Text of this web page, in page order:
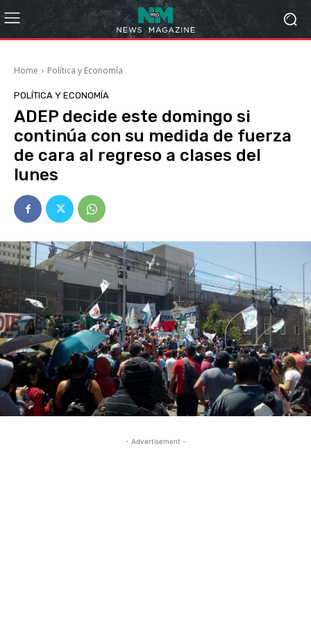
Home Política y Economía
POLÍTICA Y ECONOMÍA
ADEP decide este domingo si
continúa con su medida de fuerza
de cara al regreso a clases del
lunes
- Advertisement -